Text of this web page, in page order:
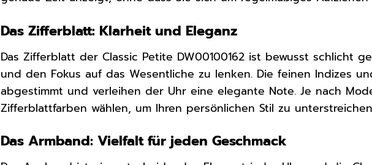
Das Zifferblatt: Klarheit und Eleganz
Das Zifferblatt der Classic Petite DW00100162 ist bewusst schlicht
und den Fokus auf das Wesentliche zu lenken. Die feinen Indizes
abgestimmt und verleihen der Uhr eine elegante Note. Je nach
Zifferblattfarben wählen, um Ihren persönlichen Stil zu
Das Armband: Vielfalt für jeden Geschmack